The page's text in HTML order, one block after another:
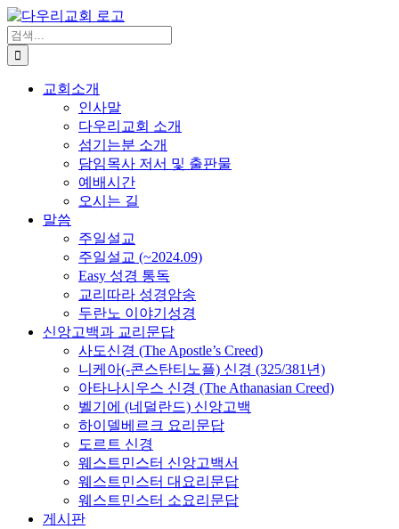
Skip
to
content
검
색
...
교회소개
인사말
다우리교회 소개
섬기는분 소개
담임목사 저서 및 출판물
예배시간
오시는 길
말씀
주일설교
주일설교 (~2024.09)
Easy 성경 통독
교리따라 성경암송
두란노 이야기성경
신앙고백과 교리문답
사도신경 (The Apostle’s Creed)
니케아(-콘스탄티노플) 신경 (325/381년)
아타나시우스 신경 (The Athanasian Creed)
벨기에 (네덜란드) 신앙고백
하이델베르크 요리문답
도르트 신경
웨스트민스터 신앙고백서
웨스트민스터 대요리문답
웨스트민스터 소요리문답
게시판